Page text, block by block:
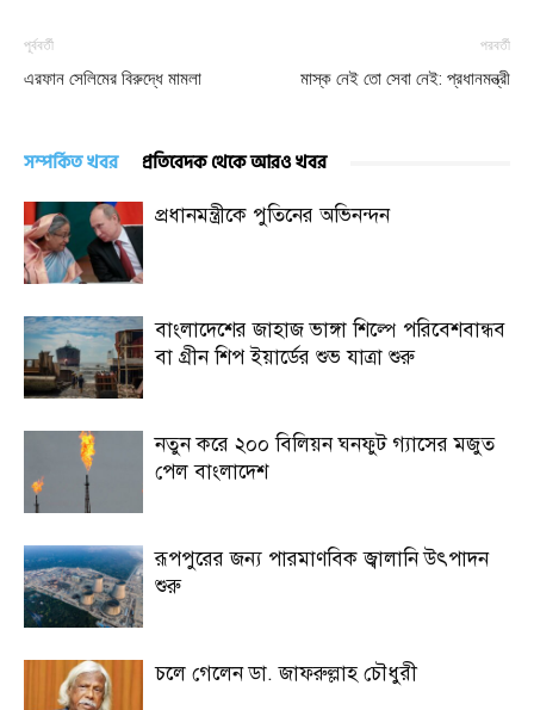
পূর্ববর্তী
এরফান সেলিমের বিরুদ্ধে মামলা
পরবর্তী
মাস্ক নেই তো সেবা নেই: প্রধানমন্ত্রী
সম্পর্কিত খবর প্রতিবেদক থেকে আরও খবর
প্রধানমন্ত্রীকে পুতিনের অভিনন্দন
বাংলাদেশের জাহাজ ভাঙ্গা শিল্পে পরিবেশবান্ধব
বা গ্রীন শিপ ইয়ার্ডের শুভ যাত্রা শুরু
নতুন করে ২০০ বিলিয়ন ঘনফুট গ্যাসের মজুত
পেল বাংলাদেশ
রূপপুরের জন্য পারমাণবিক জ্বালানি উৎপাদন
শুরু
চলে গেলেন ডা. জাফরুল্লাহ চৌধুরী